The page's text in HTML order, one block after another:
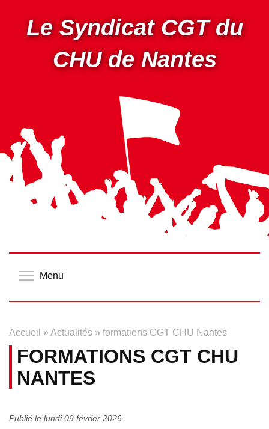
contenuLe Syndicat CGT du
CHU de Nantes
Menu
Accueil » Actualités » formations CGT CHU Nantes
FORMATIONS CGT CHU
NANTES
Publié le lundi 09 février 2026.